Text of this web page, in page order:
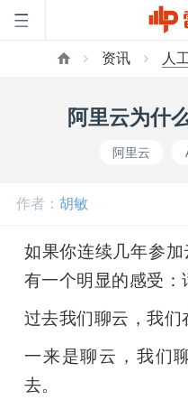
峰
公
资讯 人
阿里云为什
阿里云
作者： 胡敏
如果你连续几年参
有一个明显的感受：
过去我们聊云，我们
一来是聊云，我们
去。